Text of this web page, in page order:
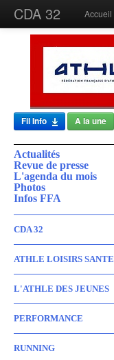
Fil Info A la une
CDA 32 Accueil
Actualités
Revue de presse
L'agenda du mois
Photos
Infos FFA
CDA 32
ATHLE LOISIRS SANTE
L'ATHLE DES JEUNES
PERFORMANCE
RUNNING